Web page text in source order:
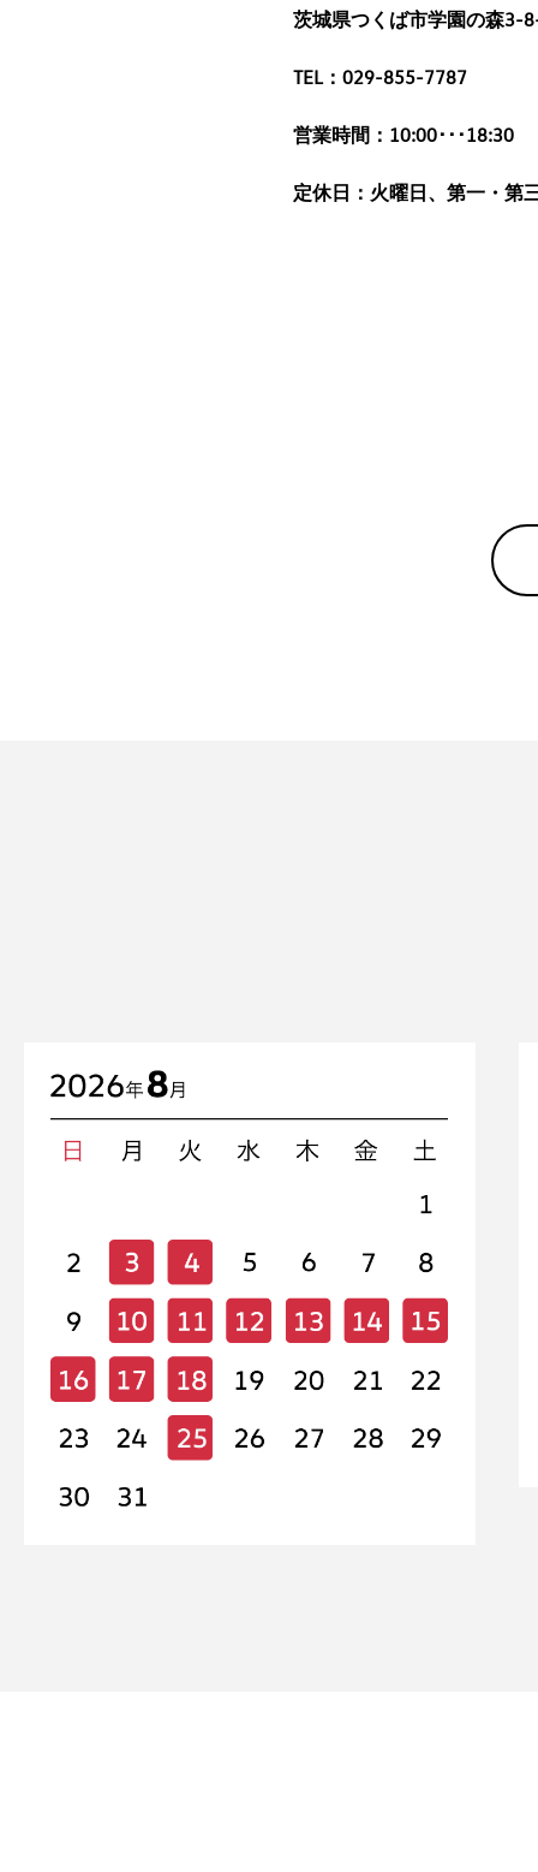
茨城県つくば市学園の森3-
TEL：029-855-7787
営業時間：10:00･･･18:30
定休日：火曜日、第一・第